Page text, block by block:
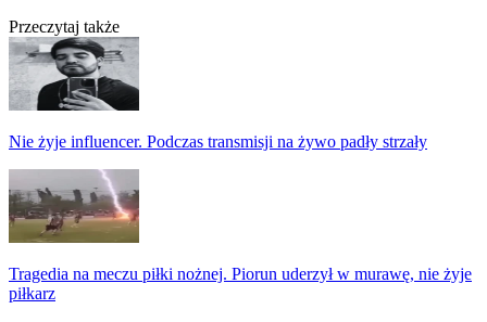
Przeczytaj także
Nie żyje influencer. Podczas transmisji na żywo padły strzały
Tragedia na meczu piłki nożnej. Piorun uderzył w murawę, nie żyje
piłkarz